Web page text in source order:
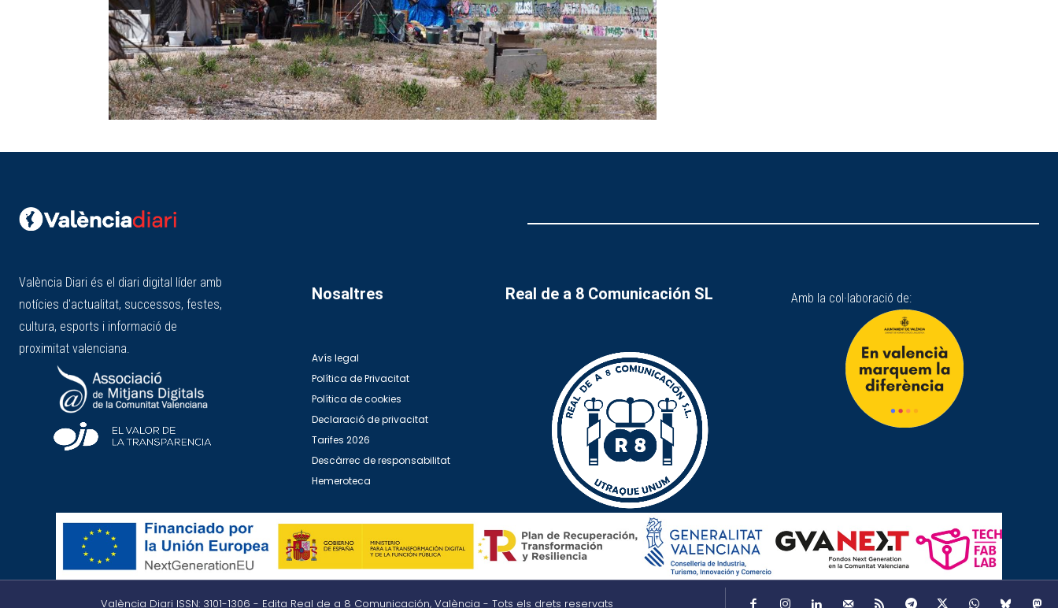
València Diari és el diari digital líder amb
notícies d'actualitat, successos, festes,
cultura, esports i informació de
proximitat valenciana.
Nosaltres
Avís legal
Política de Privacitat
Política de cookies
Declaració de privacitat
Tarifes 2026
Descàrrec de responsabilitat
Hemeroteca
Real de a 8 Comunicación SL Amb la col·laboració de:
València Diari ISSN: 3101-1306 - Edita Real de a 8 Comunicación, València - Tots els drets reservats